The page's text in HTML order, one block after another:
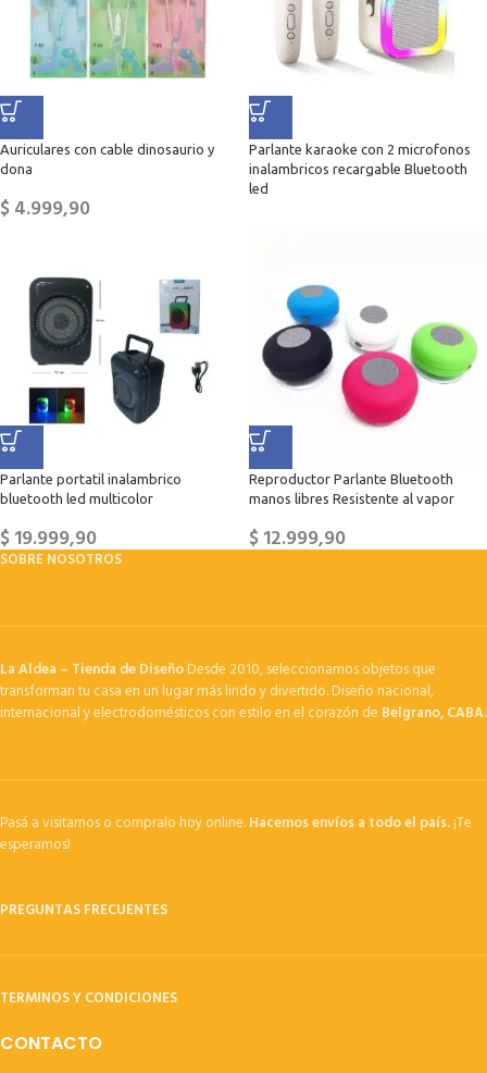
Auriculares con cable dinosaurio y
dona
$4.999,90
Parlante karaoke con 2 microfonos
inalambricos recargable Bluetooth
led
Parlante portatil inalambrico
bluetooth led multicolor
$19.999,90
Reproductor Parlante Bluetooth
manos libres Resistente al vapor
$12.999,90
SOBRE NOSOTROS
La Aldea – Tienda de DiseñoDesde 2010, seleccionamos objetos que
transforman tu casa en un lugar más lindo y divertido. Diseño nacional,
internacional y electrodomésticos con estilo en el corazón de Belgrano, CABA.
Pasá a visitarnos o compralo hoy online.Hacemos envíos a todo el país.¡Te
esperamos!
PREGUNTAS FRECUENTES
TERMINOS Y CONDICIONES
CONTACTO